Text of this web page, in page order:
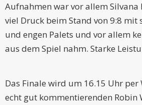
Aufnahmen war vor allem Silvana
viel Druck beim Stand von 9:8 mit
und engen Palets und vor allem
aus dem Spiel nahm. Starke
Das Finale wird um 16.15 Uhr per
echt gut kommentierenden Robin